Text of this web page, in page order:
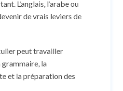
L’anglais, l’arabe ou
de vrais leviers de
peut travailler
grammaire, la
et la préparation des